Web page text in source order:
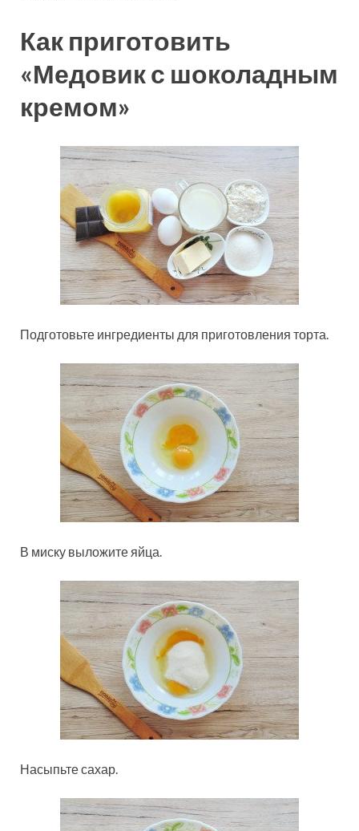
Как приготовить
«Медовик с шоколадным
кремом»
Подготовьте ингредиенты для приготовления торта.
В миску выложите яйца.
Насыпьте сахар.